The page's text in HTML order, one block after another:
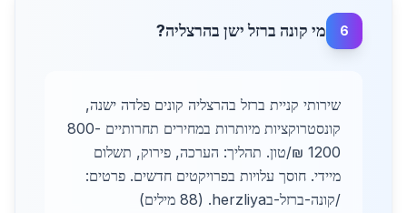
6 מי קונה ברזל ישן בהרצליה?
שירותי קניית ברזל בהרצליה קונים פלדה ישנה,
קונסטרוקציות מיותרות במחירים תחרותיים 800-
1200 ₪/טון. תהליך: הערכה, פירוק, תשלום
מיידי. חוסך עלויות בפרויקטים חדשים. פרטים:
/קונה-ברזל-בherzliya. (88 מילים)